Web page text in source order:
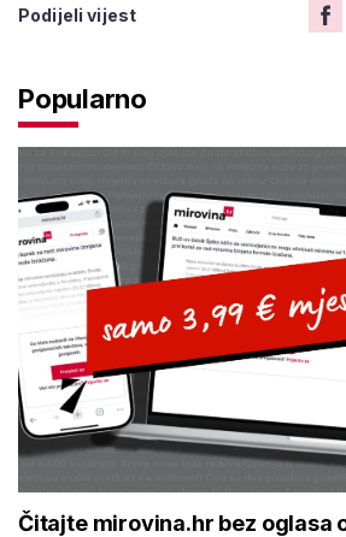
Podijeli vijest
Popularno
Čitajte mirovina.hr bez oglasa